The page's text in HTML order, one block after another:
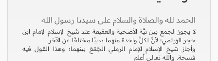
الحمد لله والصلاة والسلام على سيدنا رسول الله
لا يجوز الجمع بين نيَّة الأضحية والعقيقة عند شيخ الإسلام الإمام ابن
حجر الهيتمي؛ لأنَّ لكلِّ واحدة منهما سببًا مختلفًا عن الآخر.
وأجاز شيخ الإسلام الإمام الرملي الجَمْعَ بينهما؛ وهذا القول فيه
فسحة. والله تعالى أعلم